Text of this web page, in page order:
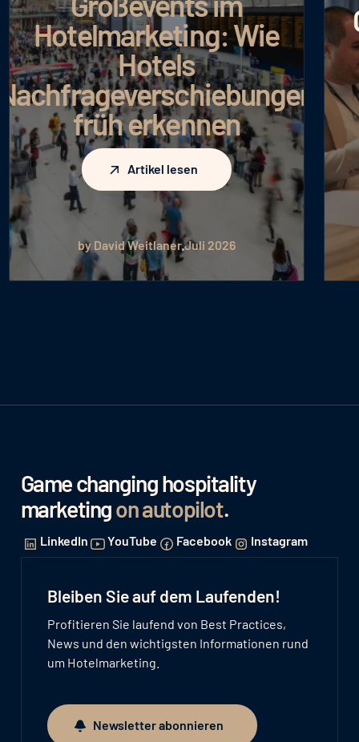
Google AI Max: Mehr
Umsatz bei
effizienterem
Budgeteinsatz
Artikel lesen
by Julia HartigJuli 2026
Game changing hospitality
marketingon autopilot.
LinkedIn YouTube Facebook Instagram
Bleiben Sie auf dem Laufenden!
Profitieren Sie laufend von Best Practices,
News und den wichtigsten Informationen rund
um Hotelmarketing.
Newsletter abonnieren
Newsletter abonnieren